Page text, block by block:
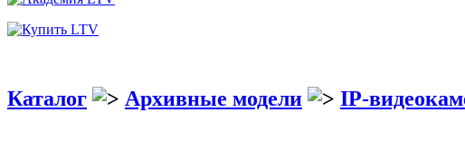
Каталог Архивные модели IP-